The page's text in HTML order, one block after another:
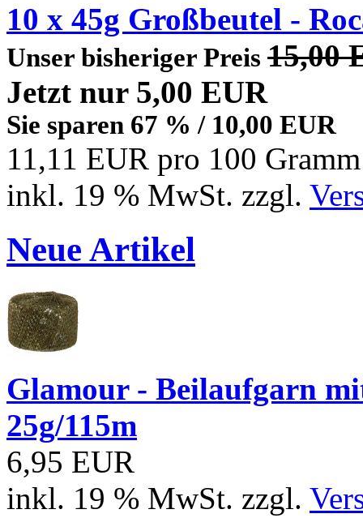
10 x 45g Großbeutel -
Unser bisheriger Preis 15,00
Jetzt nur 5,00 EUR
Sie sparen 67 % / 10,00 EUR
11,11 EUR pro 100 Gramm
inkl. 19 % MwSt. zzgl.
Neue Artikel
Glamour - Beilaufgarn
25g/115m
6,95 EUR
inkl. 19 % MwSt. zzgl.